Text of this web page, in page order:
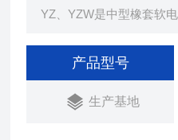
YZ、YZW是中型橡套软
电器设备。
产品型号
生产基地